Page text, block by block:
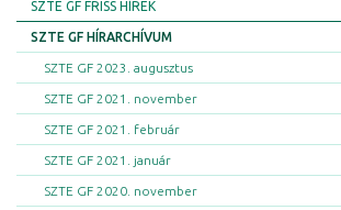
SZTE GF FRISS HÍREK
SZTE GF HÍRARCHÍVUM
SZTE GF 2023. augusztus
SZTE GF 2021. november
SZTE GF 2021. február
SZTE GF 2021. január
SZTE GF 2020. november